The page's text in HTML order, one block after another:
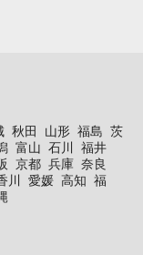
秋田 山形 福島 茨
富山 石川
福井
京都 兵庫 奈良
川 愛媛 高知 福